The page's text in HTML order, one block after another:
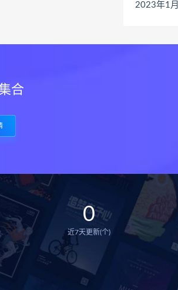
2023年1月
合
0
近7天更新(个)